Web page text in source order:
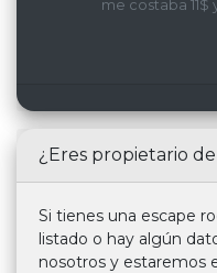
me costaba
¿Eres propietario
Si tienes una escape
listado o hay algún
nosotros y estaremos